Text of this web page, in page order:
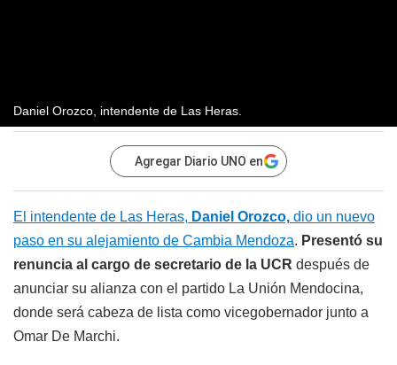
Daniel Orozco, intendente de Las Heras.
Agregar Diario UNO en
El intendente de Las Heras, Daniel Orozco, dio un nuevo
paso en su alejamiento de Cambia Mendoza. Presentó su
renuncia al cargo de secretario de la UCR después de
anunciar su alianza con el partido La Unión Mendocina,
donde será cabeza de lista como vicegobernador junto a
Omar De Marchi.